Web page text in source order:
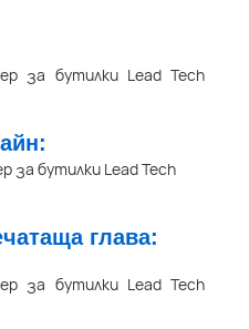
глава: